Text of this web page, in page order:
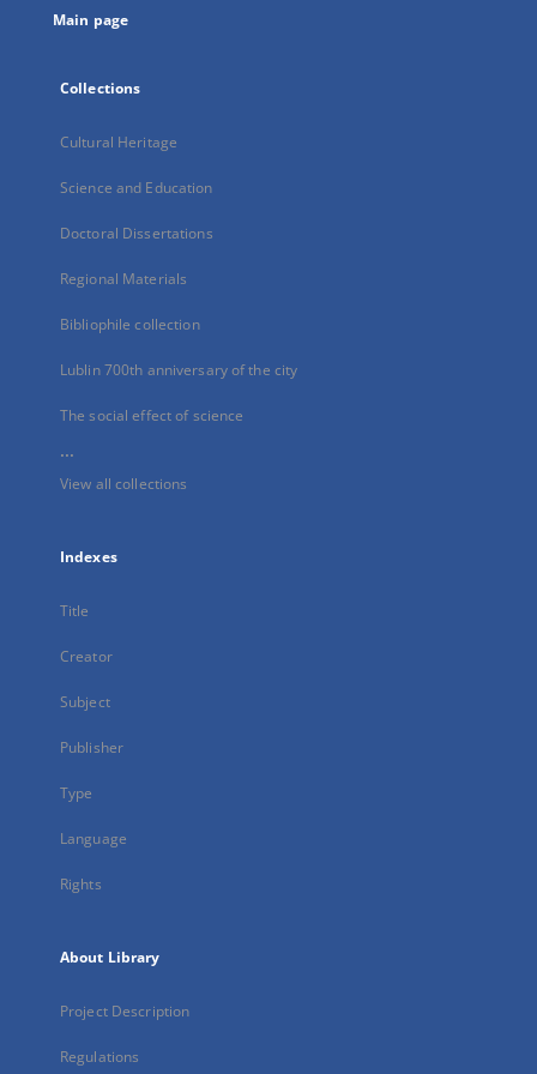
Main page
Collections
Cultural Heritage
Science and Education
Doctoral Dissertations
Regional Materials
Bibliophile collection
Lublin 700th anniversary of the city
The social effect of science
...
View all collections
Indexes
Title
Creator
Subject
Publisher
Type
Language
Rights
About Library
Project Description
Regulations